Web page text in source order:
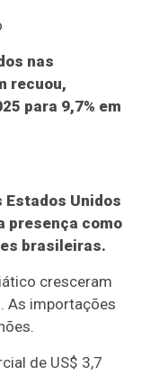
nas
recuou,
para 9,7% em
Estados Unidos
presença como
brasileiras.
cresceram
As importações
de US$ 3,7